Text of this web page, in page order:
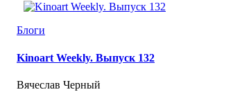
Блоги
Kinoart Weekly. Выпуск 132
Вячеслав Черный